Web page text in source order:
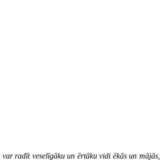
radīt veselīgāku un ērtāku vidi ēkās un mājās,